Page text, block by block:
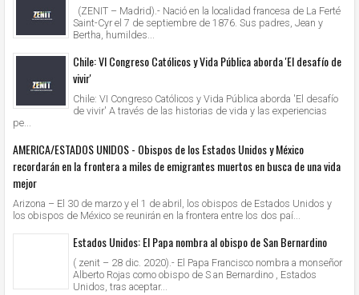
(ZENIT – Madrid).- Nació en la localidad francesa de La Ferté
Saint-Cyr el 7 de septiembre de 1876. Sus padres, Jean y
Bertha, humildes...
Chile: VI Congreso Católicos y Vida Pública aborda 'El desafío de
vivir'
Chile: VI Congreso Católicos y Vida Pública aborda 'El desafío
de vivir' A través de las historias de vida y las experiencias
pe...
AMERICA/ESTADOS UNIDOS - Obispos de los Estados Unidos y México
recordarán en la frontera a miles de emigrantes muertos en busca de una vida
mejor
Arizona – El 30 de marzo y el 1 de abril, los obispos de Estados Unidos y
los obispos de México se reunirán en la frontera entre los dos paí...
Estados Unidos: El Papa nombra al obispo de San Bernardino
( zenit – 28 dic. 2020).- El Papa Francisco nombra a monseñor
Alberto Rojas como obispo de S an Bernardino , Estados
Unidos, tras aceptar...